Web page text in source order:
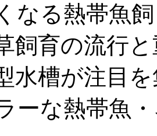
なる熱帯魚飼
飼育の流行
水槽が注目
ーな熱帯魚